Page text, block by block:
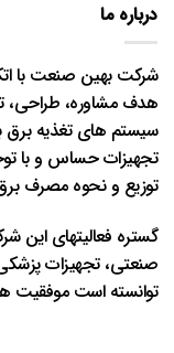
درباره ما
شرکت بهین صنعت با
هدف مشاوره، طراحی،
سیستم های تغذیه
تجهیزات حساس و با
توزیع و نحوه مصرف
گستره فعالیتهای این
صنعتی، تجهیزات
توانسته است موفقیت